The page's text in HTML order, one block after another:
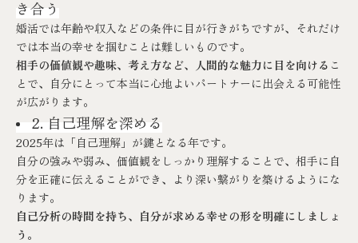
き合う
婚活では年齢や収入などの条件に目が行きがちですが、それだけ
では本当の幸せを掴むことは難しいものです。
相手の価値観や趣味、考え方など、人間的な魅力に目を向ける こ
とで、自分にとって本当に心地よいパートナーに出会える可能性
が広がります。
2. 自己理解を深める
2025年は「自己理解」が鍵となる年です。
自分の強みや弱み、価値観をしっかり理解することで、相手に自
分を正確に伝えることができ、より深い繋がりを築けるようにな
ります。
自己分析の時間を持ち、自分が求める幸せの形を明確にしましょ
う。